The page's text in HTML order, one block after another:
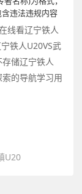
违法违规内容
线看辽宁铁人
铁人U20VS武
储辽宁铁人
的导航学习用
U20